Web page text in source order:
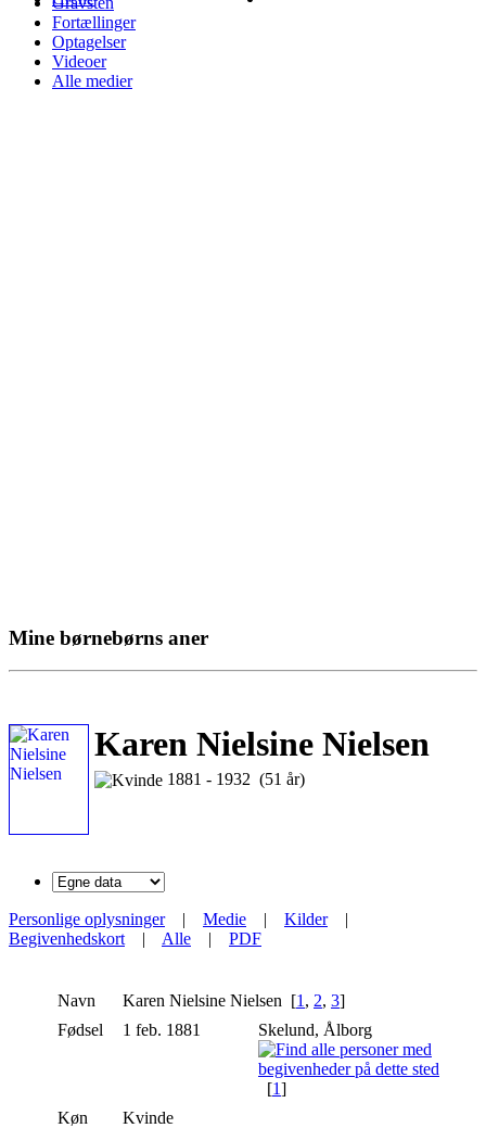
Fortællinger
Optagelser
Videoer
Alle medier
Mine børnebørns aner
Karen Nielsine Nielsen
1881 - 1932 (51 år)
Personlige oplysninger| Medie | Kilder|
Begivenhedskort | Alle | PDF
Navn Karen Nielsine Nielsen [1 , 2, 3]
Fødsel
1 feb. 1881 Skelund, Ålborg
[1]
Køn
Kvinde